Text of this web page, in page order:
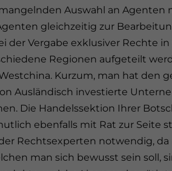
Auswahl an
gleichzeitig zur
der Vergabe exklusiver Rechte
Regionen aufgeteilt
Kurzum, man hat den
Ausländisch investierte
Die Handelssektion Ihrer
ebenfalls mit Rat zur Seite
Rechtsexperten notwendig,
man sich bewusst sein soll,